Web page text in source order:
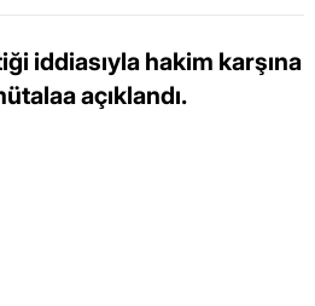
iddiasıyla hakim karşına
açıklandı.